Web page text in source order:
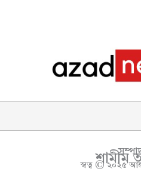
শামীম
স্বত্ব © ২০২৫